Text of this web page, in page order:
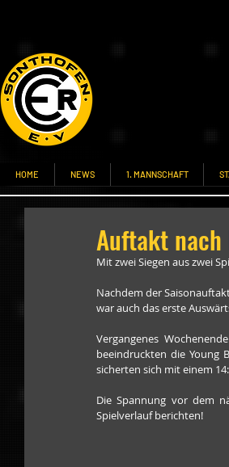
HOME NEWS 1. MANNSCHAFT
Auftakt nach
Mit zwei Siegen aus zwei
Nachdem der
war auch das erste
Vergangenes
beeindruckten die Young
sicherten sich mit einem
Die Spannung vor dem
Spielverlauf berichten!